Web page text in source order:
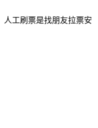
人工刷票是找朋友拉票安